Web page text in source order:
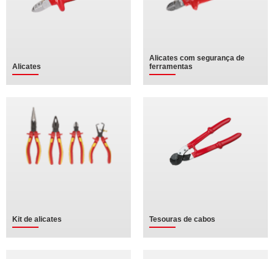
Alicates
Alicates com segurança de
ferramentas
Kit de alicates Tesouras de cabos